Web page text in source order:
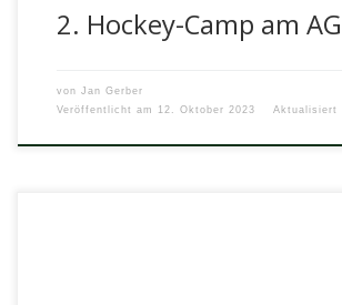
2. Hockey-Camp am
von Jan Gerber
Veröffentlicht am
12. Oktober 2023 Aktualisiert